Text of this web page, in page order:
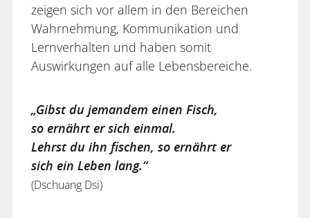
zeigen sich vor allem in den Bereichen
Wahrnehmung, Kommunikation und
Lernverhalten und haben somit
Auswirkungen auf alle Lebensbereiche.
„Gibst du jemandem einen Fisch,
so ernährt er sich einmal.
Lehrst du ihn fischen, so ernährt er
sich ein Leben lang.“
(Dschuang Dsi)